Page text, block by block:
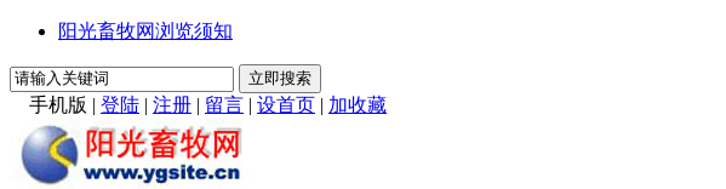
阳光畜牧网浏览须知
手机版 | 登陆 | 注册 | 留言 | 设首页 | 加收藏